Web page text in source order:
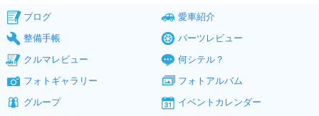
ブログ
愛車紹介
整備手帳
パーツレビュー
クルマレビュー
何シテル？
フォトギャラリー
フォトアルバム
グループ
イベントカレンダー